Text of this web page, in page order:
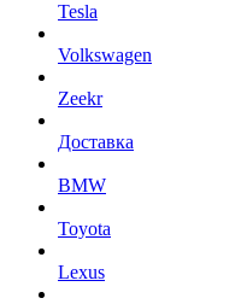
Tesla
Volkswagen
Zeekr
Доставка
BMW
Toyota
Lexus